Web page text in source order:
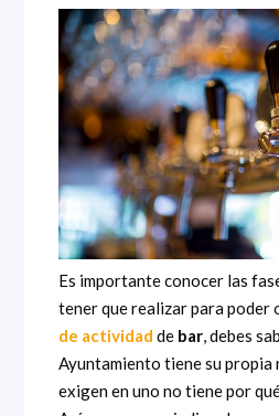
Es importante conocer las
tener que realizar para poder
de actividad de bar, debes
Ayuntamiento tiene su propia
exigen en uno no tiene por